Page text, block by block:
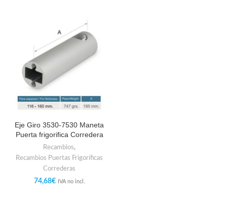
Eje Giro 3530-7530 Maneta
Puerta frigorifica Corredera
Recambios,
Recambios Puertas Frigoríficas
Correderas
74,68€ IVA no incl.